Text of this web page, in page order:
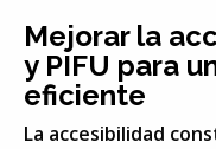
Mejorar la
y PIFU para
eficiente
La accesibilidad